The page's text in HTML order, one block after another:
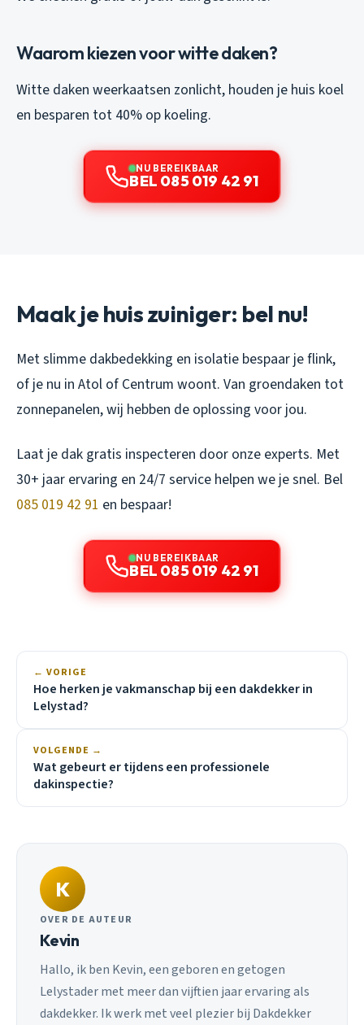
Waarom kiezen voor witte daken?
Witte daken weerkaatsen zonlicht, houden je huis koel
en besparen tot 40% op koeling.
NU BEREIKBAAR
BEL 085 019 42 91
Maak je huis zuiniger: bel nu!
Met slimme dakbedekking en isolatie bespaar je flink,
of je nu in Atol of Centrum woont. Van groendaken tot
zonnepanelen, wij hebben de oplossing voor jou.
Laat je dak gratis inspecteren door onze experts. Met
30+ jaar ervaring en 24/7 service helpen we je snel. Bel
085 019 42 91 en bespaar!
NU BEREIKBAAR
BEL 085 019 42 91
← VORIGE
Hoe herken je vakmanschap bij een dakdekker in
Lelystad?
VOLGENDE →
Wat gebeurt er tijdens een professionele
dakinspectie?
K
OVER DE AUTEUR
Kevin
Hallo, ik ben Kevin, een geboren en getogen
Lelystader met meer dan vijftien jaar ervaring als
dakdekker. Ik werk met veel plezier bij Dakdekker